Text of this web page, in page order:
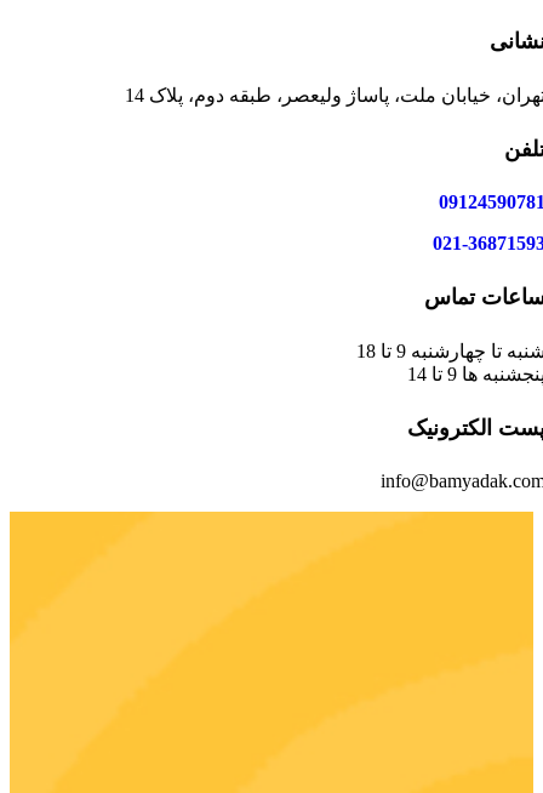
خیابان ملت، پاساژ ولیعصر، طبقه دوم، پلاک 14
021-
تماس
تا چهارشنبه 9 تا 18
ها 9 تا 14
الکترونیک